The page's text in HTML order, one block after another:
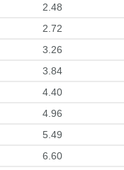
2.48
2.72
3.26
3.84
4.40
4.96
5.49
6.60